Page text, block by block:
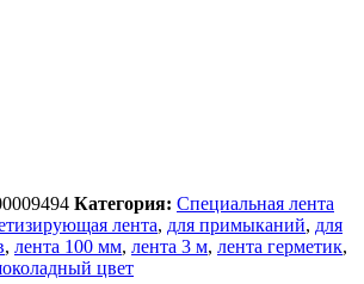
Категория: Специальная лента
лента, для примыканий, для
, лента 100 мм, лента 3 м, лента герметик,
цвет